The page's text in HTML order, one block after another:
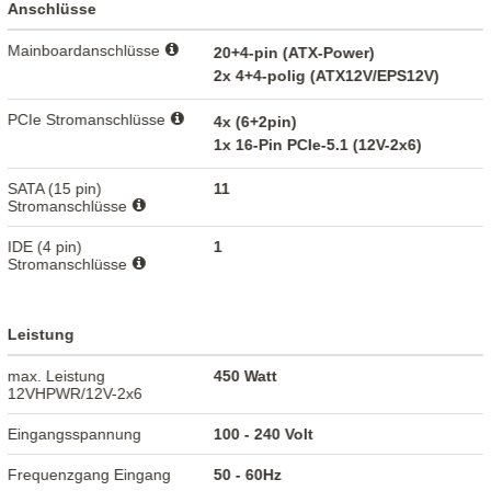
Anschlüsse
Mainboardanschlüsse
20+4-pin (ATX-Power)
2x 4+4-polig (ATX12V/EPS12V)
PCIe Stromanschlüsse
4x (6+2pin)
1x 16-Pin PCIe-5.1 (12V-2x6)
SATA (15 pin)
Stromanschlüsse
11
IDE (4 pin)
Stromanschlüsse
1
Leistung
max. Leistung
12VHPWR/12V-2x6
450 Watt
Eingangsspannung 100 - 240 Volt
Frequenzgang Eingang 50 - 60Hz